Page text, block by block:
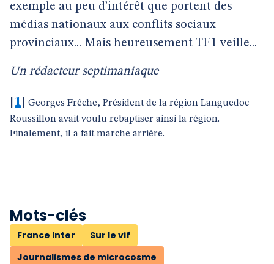
exemple au peu d’intérêt que portent des
médias nationaux aux conflits sociaux
provinciaux... Mais heureusement TF1 veille...
Un rédacteur septimaniaque
1
Georges Frêche, Président de la région Languedoc
Roussillon avait voulu rebaptiser ainsi la région.
Finalement, il a fait marche arrière.
Mots-clés
France Inter
Sur le vif
Journalismes de microcosme